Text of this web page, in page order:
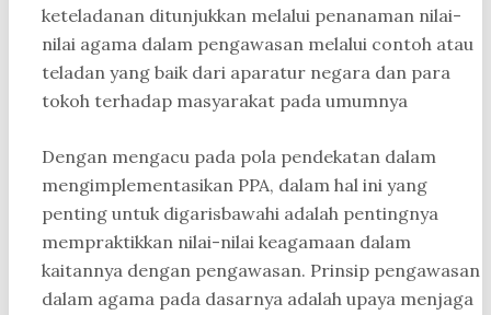
keteladanan ditunjukkan melalui penanaman nilai-
nilai agama dalam pengawasan melalui contoh atau
teladan yang baik dari aparatur negara dan para
tokoh terhadap masyarakat pada umumnya
Dengan mengacu pada pola pendekatan dalam
mengimplementasikan PPA, dalam hal ini yang
penting untuk digarisbawahi adalah pentingnya
mempraktikkan nilai-nilai keagamaan dalam
kaitannya dengan pengawasan. Prinsip pengawasan
dalam agama pada dasarnya adalah upaya menjaga